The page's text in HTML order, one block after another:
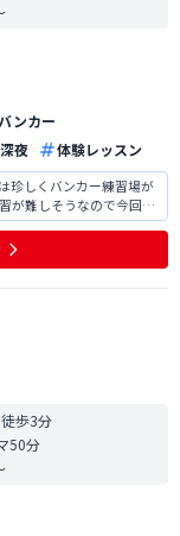
バンカー
深夜 体験レッスン
珍しくバンカー練習場が
が難しそうなので今回は
歩3分
50分